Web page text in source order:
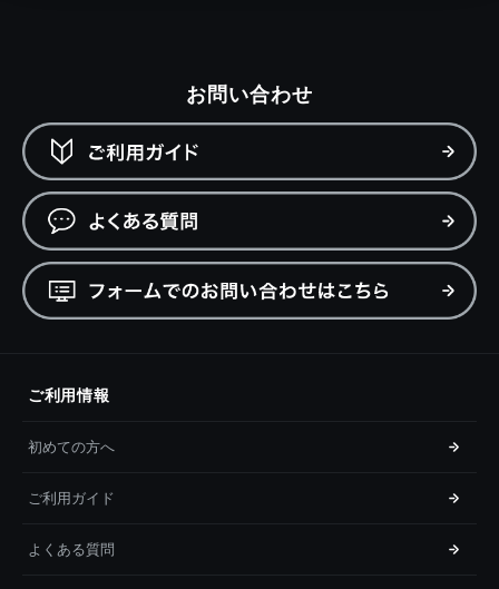
お問い合わせ
ご利用情報
初めての方へ
ご利用ガイド
よくある質問